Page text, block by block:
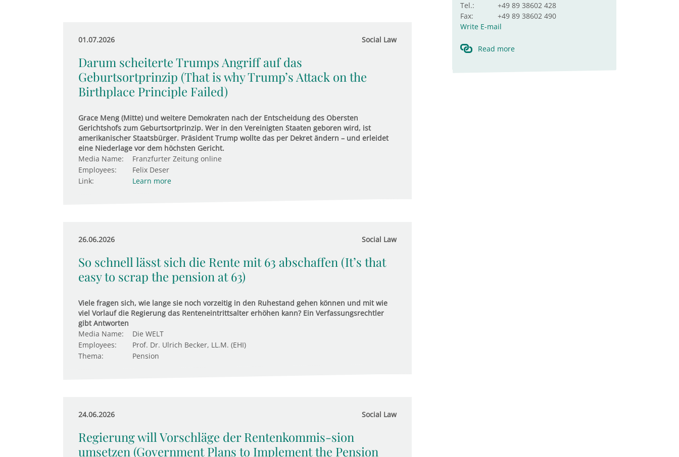
01.07.2026 Social Law
Darum scheiterte Trumps Angriff auf das
Geburtsortprinzip (That is why Trump’s Attack on the
Birthplace Principle Failed)
Grace Meng (Mitte) und weitere Demokraten nach der Entscheidung des Obersten
Gerichtshofs zum Geburtsortprinzip. Wer in den Vereinigten Staaten geboren wird, ist
amerikanischer Staatsbürger. Präsident Trump wollte das per Dekret ändern – und erleidet
eine Niederlage vor dem höchsten Gericht.
Media Name:
Franzfurter Zeitung online
Employees:
Felix Deser
Link:
Learn more
26.06.2026 Social Law
So schnell lässt sich die Rente mit 63 abschaffen (It’s that
easy to scrap the pension at 63)
Viele fragen sich, wie lange sie noch vorzeitig in den Ruhestand gehen können und mit wie
viel Vorlauf die Regierung das Renteneintrittsalter erhöhen kann? Ein Verfassungsrechtler
gibt Antworten
Media Name:
Die WELT
Employees:
Prof. Dr. Ulrich Becker, LL.M. (EHI)
Thema:
Pension
24.06.2026 Social Law
Regierung will Vorschläge der Rentenkommis-sion
umsetzen (Government Plans to Implement the Pension
Tel.:
+49 89 38602 428
Fax:
+49 89 38602 490
Write E-mail
Read more